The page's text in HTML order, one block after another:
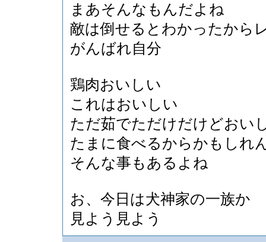
まあそんなもんだよね
敵は倒せるとわかったから
がんばれ自分
鶏肉おいしい
これはおいしい
ただ茹でただけだけどおい
たまに食べるからかもしれ
そんな事もあるよね
お、今日は犬神家の一族か
見よう見よう